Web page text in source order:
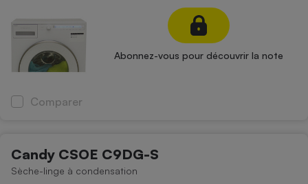
Abonnez-vous pour découvrir la note
Comparer
Candy CSOE C9DG-S
Sèche-linge à condensation